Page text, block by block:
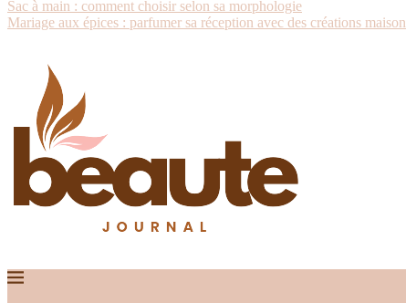
Sac à main : comment choisir selon sa morphologie
Mariage aux épices : parfumer sa réception avec des créations maison